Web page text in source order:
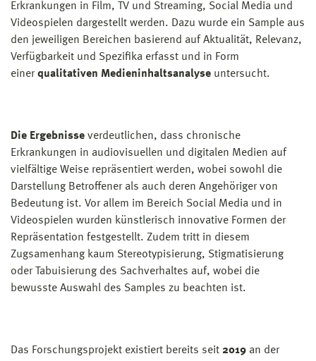
Erkrankungen in Film, TV und Streaming, Social Media und
Videospielen dargestellt werden. Dazu wurde ein Sample aus
den jeweiligen Bereichen basierend auf Aktualität, Relevanz,
Verfügbarkeit und Spezifika erfasst und in Form
einerqualitativen Medieninhaltsanalyse untersucht.
Die Ergebnisse verdeutlichen, dass chronische
Erkrankungen in audiovisuellen und digitalen Medien auf
vielfältige Weise repräsentiert werden, wobei sowohl die
Darstellung Betroffener als auch deren Angehöriger von
Bedeutung ist. Vor allem im Bereich Social Media und in
Videospielen wurden künstlerisch innovative Formen der
Repräsentation festgestellt. Zudem tritt in diesem
Zugsamenhang kaum Stereotypisierung, Stigmatisierung
oder Tabuisierung des Sachverhaltes auf, wobei die
bewusste Auswahl des Samples zu beachten ist.
Das Forschungsprojekt existiert bereits seit 2019 an der